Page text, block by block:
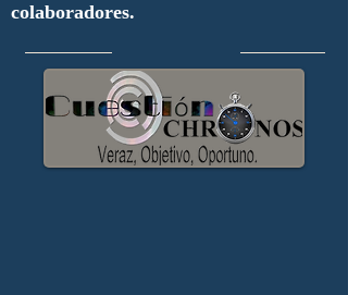
colaboradores.